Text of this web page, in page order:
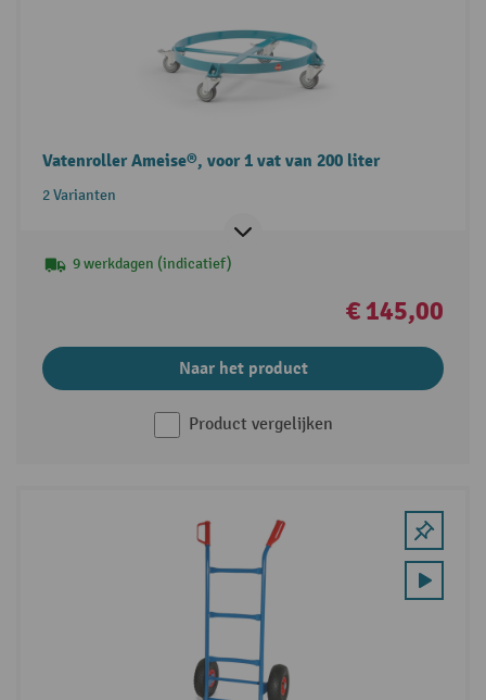
Vatenroller Ameise®, voor 1 vat van 200 liter
2 Varianten
9 werkdagen (indicatief)
€ 145,00
Naar het product
Product vergelijken